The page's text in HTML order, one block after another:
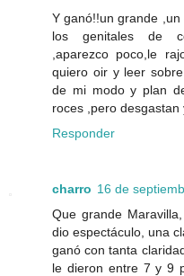
Y ganó!!un grande
los genitales de
,aparezco poco,le
quiero oir y leer
de mi modo y plan
roces ,pero
Responder
charro 16 de
Que grande
dio espectáculo, una
ganó con tanta
le dieron entre 7 y 9